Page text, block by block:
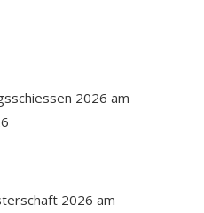
2026 am
2026 am